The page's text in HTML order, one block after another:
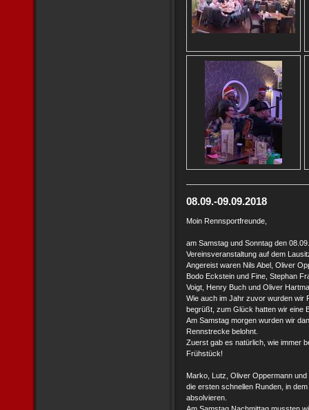
08.09.-09.09.2018
Moin Rennsportfreunde,
am Samstag und Sonntag den
Vereinsveranstaltung auf dem
Angereist waren Nils Abel, Oliver
Bodo Eckstein und Fine, Stephan
Voigt, Henry Buch und Oliver
Wie auch im Jahr zuvor wurden wir
begrüßt, zum Glück hatten wir eine
Am Samstag morgen wurden wir
Rennstrecke belohnt.
Zuerst gab es natürlich, wie immer
Frühstück!
Marko, Lutz, Oliver Oppermann
die ersten schnellen Runden, in
absolvieren.